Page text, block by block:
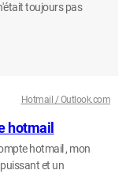
toujours pas
Hotmail / Outlook.com
hotmail
hotmail , mon
et un